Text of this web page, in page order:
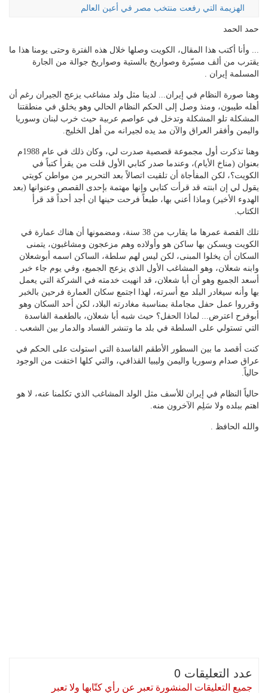
الهزيمة التي رفعت منتخب مصر في أعين العالم
حمد الحمد
... وأنا أكتب هذا المقال، الكويت وصلها خلال هذه الفترة وحتى يومنا هذا ما
يقترب من ألف مسيّرة وصواريخ بالستية وصواريخ جوالة من الجارة
المسلمة إيران .
وهنا صورة النظام في إيران... لدينا مثل ولد مشاغب يزعج الجيران رغم أن
أهله طيبون، ومنذ وصل إلى الحكم النظام الحالي وهو يخلق في منطقتنا
المشكلة تلو المشكلة وتدخل في عواصم عربية حيث خرب لبنان وسوريا
واليمن وأفقر العراق والآن مد يده لجيرانه من أهل الخليج.
وهنا تذكرت أول مجموعة قصصية صدرت لي، وكان ذلك في عام 1988م
بعنوان (مناخ الأيام)، وعندما صدر كتابي الأول قلت من يقرأ كتباً في
الكويت؟، لكن المفأجاة أن تلقيت اتصالاً بعد التحرير من مواطن كويتي
يقول لي إن ابنته قد قرأت كتابي وإنها مهتمة بإحدى القصص وعنوانها (بعد
الهدوء الأخير) وماذا أعني بها، طبعاً فرحت حينها ان أجد أحداً قد قرأ
الكتاب.
تلك القصة عمرها ما يقارب من 38 سنة، ومضمونها أن هناك عمارة في
الكويت ويسكن بها ساكن هو وأولاده وهم مزعجون ومشاغبون، يتمنى
السكان أن يخلوا المبنى، لكن ليس لهم سلطة، الساكن اسمه أبوشعلان
وابنه شعلان، وهو المشاغب الأول الذي يزعج الجميع، وفي يوم جاء خبر
أسعد الجميع وهو أن أبا شعلان، قد انهيت خدمته في الشركة التي يعمل
بها وأنه سيغادر البلد مع أسرته، لهذا اجتمع سكان العمارة فرحين بالخبر
وقرروا عمل حفل مجاملة بمناسبة مغادرته البلاد، لكن أحد السكان وهو
أبوفرح اعترض... لماذا الحفل؟ حيث شبه أبا شعلان، بالطغمة الفاسدة
التي تستولي على السلطة في بلد ما وتنشر الفساد والدمار بين الشعب .
كنت أقصد ما بين السطور الأطقم الفاسدة التي استولت على الحكم في
عراق صدام وسوريا واليمن وليبيا القذافي، والتي كلها اختفت من الوجود
حالياً.
حالياً النظام في إيران للأسف مثل الولد المشاغب الذي تكلمنا عنه، لا هو
اهتم ببلده ولا سَلِم الآخرون منه.
والله الحافظ .
عدد التعليقات 0
جميع التعليقات المنشورة تعبر عن رأي كتّابها ولا تعبر